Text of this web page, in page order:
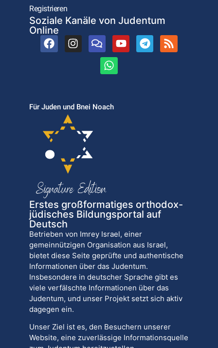
Registrieren
Soziale Kanäle von Judentum
Online
Für Juden und Bnei Noach
Erstes großformatiges orthodox-
jüdisches Bildungsportal auf
Deutsch
Betrieben von Imrey Israel, einer
gemeinnützigen Organisation aus Israel,
bietet diese Seite geprüfte und authentische
Informationen über das Judentum.
Insbesondere in deutscher Sprache gibt es
viele verfälschte Informationen über das
Judentum, und unser Projekt setzt sich aktiv
dagegen ein.
Unser Ziel ist es, den Besuchern unserer
Website, eine zuverlässige Informationsquelle